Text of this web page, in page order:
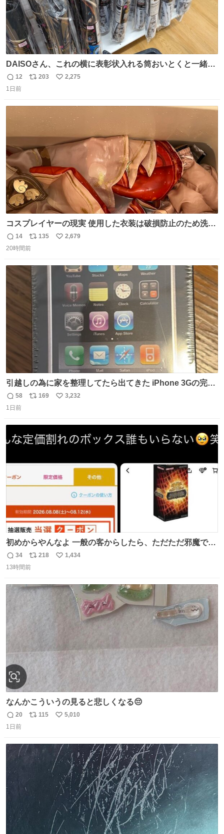
DAISOさん、これの横に表彰状入れる筒おいとくと一緒に
売れますのでご検討下さい
返
信
12
リ
203
い
2,275
1日前
コスプレイヤーの現実 使用した衣装は破損防止のため洗濯
機に入れられないので、大体こんな感じで浸け置きした後
に手洗い…
返
信
14
リ
ポ
ト
数
135
い
2,679
20時間前
引越しの為に家を整理してたら出てきた iPhone 3Gの完全
未開封品 かなり前に楽天だかで買った多分未使用のデモ機
で-が出るのだと思うんだよね ヤフオクで売れてない190万
返
信
58
リ
ト
数
169
い
数
3,232
1日前
初めからやんなよ 一般の客からしたら、ただただ邪魔でし
かないのよ
返
信
34
リ
ポ
ト
数
218
い
数
1,434
13時間前
なんかこういうの見ると悲しくなる😔
返
信
20
リ
ト
数
115
い
数
5,010
1日前